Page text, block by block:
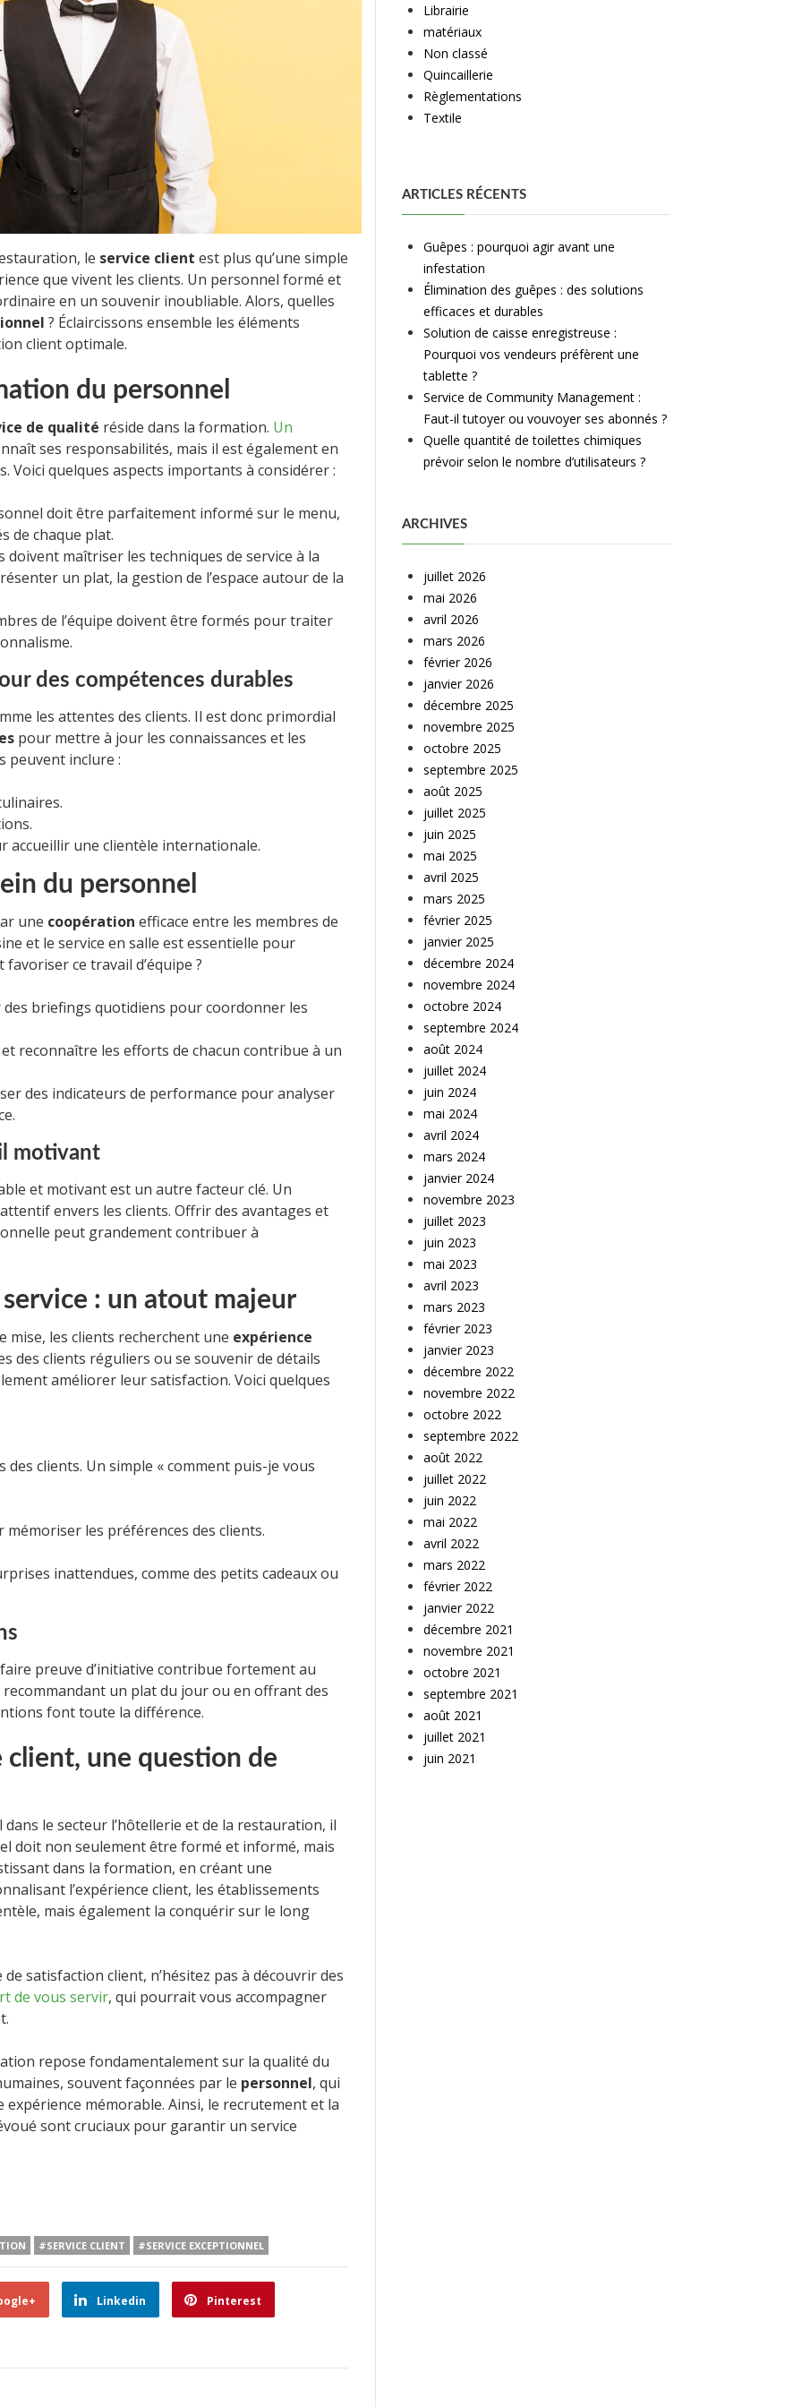
le service client est plus qu’une simple
que vivent les clients. Un personnel formé et
en un souvenir inoubliable. Alors, quelles
? Éclaircissons ensemble les éléments
client optimale.
du personnel
de qualité réside dans la formation. Un
ses responsabilités, mais il est également en
Voici quelques aspects importants à considérer :
doit être parfaitement informé sur le menu,
de chaque plat.
doivent maîtriser les techniques de service à la
un plat, la gestion de l’espace autour de la
de l’équipe doivent être formés pour traiter
des compétences durables
les attentes des clients. Il est donc primordial
pour mettre à jour les connaissances et les
peuvent inclure :
une clientèle internationale.
du personnel
une coopération efficace entre les membres de
et le service en salle est essentielle pour
ce travail d’équipe ?
briefings quotidiens pour coordonner les
reconnaître les efforts de chacun contribue à un
des indicateurs de performance pour analyser
motivant
et motivant est un autre facteur clé. Un
envers les clients. Offrir des avantages et
peut grandement contribuer à
: un atout majeur
mise, les clients recherchent une expérience
des clients réguliers ou se souvenir de détails
améliorer leur satisfaction. Voici quelques
clients. Un simple « comment puis-je vous
les préférences des clients.
inattendues, comme des petits cadeaux ou
preuve d’initiative contribue fortement au
recommandant un plat du jour ou en offrant des
font toute la différence.
client, une question de
le secteur l’hôtellerie et de la restauration, il
doit non seulement être formé et informé, mais
dans la formation, en créant une
l’expérience client, les établissements
mais également la conquérir sur le long
satisfaction client, n’hésitez pas à découvrir des
de vous servir, qui pourrait vous accompagner
repose fondamentalement sur la qualité du
souvent façonnées par le personnel, qui
mémorable. Ainsi, le recrutement et la
sont cruciaux pour garantir un service
#SERVICE CLIENT #SERVICE EXCEPTIONNEL
Linkedin Pinterest
Librairie
matériaux
Non classé
Quincaillerie
Règlementations
Textile
ARTICLES RÉCENTS
Guêpes : pourquoi agir avant une
infestation
Élimination des guêpes : des solutions
efficaces et durables
Solution de caisse enregistreuse :
Pourquoi vos vendeurs préfèrent une
tablette ?
Service de Community Management :
Faut-il tutoyer ou vouvoyer ses abonnés ?
Quelle quantité de toilettes chimiques
prévoir selon le nombre d’utilisateurs ?
ARCHIVES
juillet 2026
mai 2026
avril 2026
mars 2026
février 2026
janvier 2026
décembre 2025
novembre 2025
octobre 2025
septembre 2025
août 2025
juillet 2025
juin 2025
mai 2025
avril 2025
mars 2025
février 2025
janvier 2025
décembre 2024
novembre 2024
octobre 2024
septembre 2024
août 2024
juillet 2024
juin 2024
mai 2024
avril 2024
mars 2024
janvier 2024
novembre 2023
juillet 2023
juin 2023
mai 2023
avril 2023
mars 2023
février 2023
janvier 2023
décembre 2022
novembre 2022
octobre 2022
septembre 2022
août 2022
juillet 2022
juin 2022
mai 2022
avril 2022
mars 2022
février 2022
janvier 2022
décembre 2021
novembre 2021
octobre 2021
septembre 2021
août 2021
juillet 2021
juin 2021